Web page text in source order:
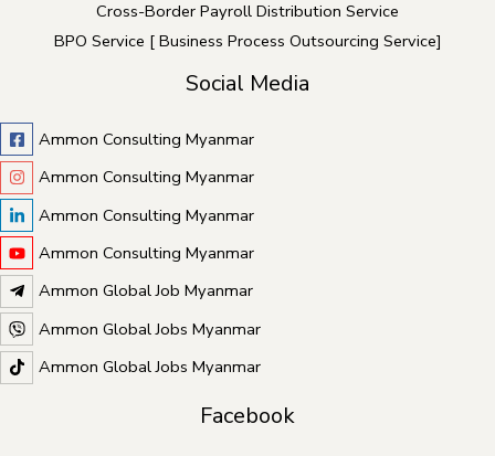
Cross-Border Payroll Distribution Service
BPO Service [ Business Process Outsourcing Service]
Social Media
Ammon Consulting Myanmar
Ammon Consulting Myanmar
Ammon Consulting Myanmar
Ammon Consulting Myanmar
Ammon Global Job Myanmar
Ammon Global Jobs Myanmar
Ammon Global Jobs Myanmar
Facebook